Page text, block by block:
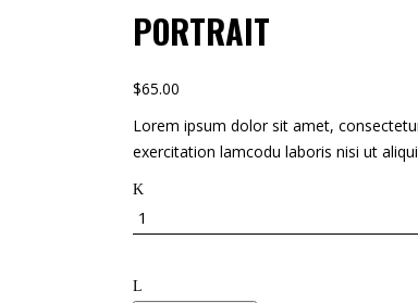
PORTRAIT
$65.00
Lorem ipsum dolor sit amet,
exercitation lamcodu laboris nisi ut